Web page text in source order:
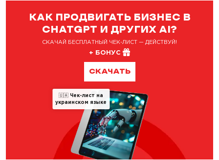
КАК ПРОДВИГАТЬ БИЗНЕС В
CHATGPT И ДРУГИХ AI?
СКАЧАЙ БЕСПЛАТНЫЙ ЧЕК-ЛИСТ — ДЕЙСТВУЙ!
+ БОНУС
СКАЧАТЬ
🇺🇦 Чек-лист на
украинском языке